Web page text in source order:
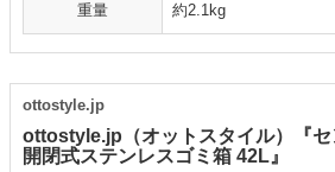
重量 約2.1kg
ottostyle.jp（オットスタイル）『セ
開閉式ステンレスゴミ箱 42L』
ottostyle.jp